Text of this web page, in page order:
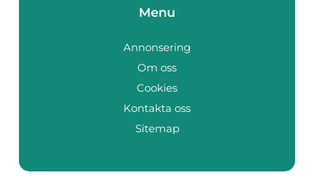
Menu
Annonsering
Om oss
Cookies
Kontakta oss
Sitemap